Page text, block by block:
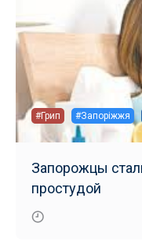
#Грип #Запоріжжя
Запорожцы
простудой